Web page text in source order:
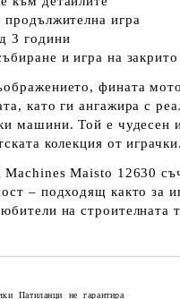
продължителна игра
3 години
и игра на
фината
като ги ангажира с
машини. Той е чудесен
колекция от играчки.
Maisto 12630
– подходящ както за
на строителната
Патиланци не гарантира